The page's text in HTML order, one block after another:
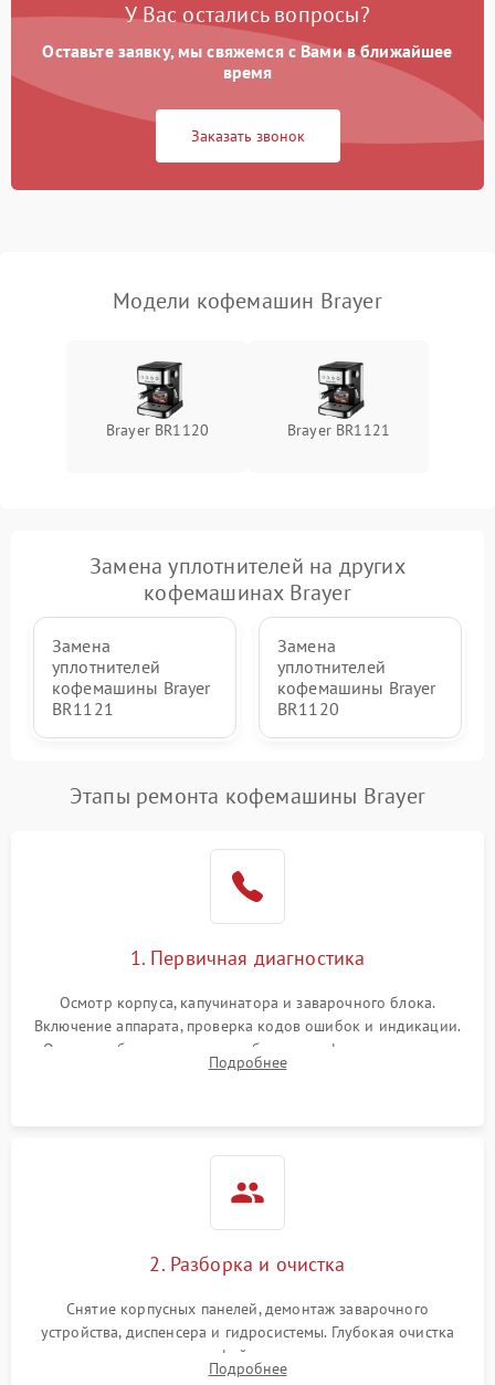
У Вас остались вопросы?
Оставьте заявку, мы свяжемся с Вами в ближайшее
время
Заказать звонок
Модели кофемашин Brayer
Brayer BR1120 Brayer BR1121
Замена уплотнителей на других
кофемашинах Brayer
Замена
уплотнителей
кофемашины Brayer
BR1121
Замена
уплотнителей
кофемашины Brayer
BR1120
Этапы ремонта кофемашины Brayer
1. Первичная диагностика
Осмотр корпуса, капучинатора и заварочного блока.
Включение аппарата, проверка кодов ошибок и индикации.
Оценка работы помпы, термоблока и кофемолки на слух.
Измерение температуры и давления воды для выявления
Подробнее
2. Разборка и очистка
Снятие корпусных панелей, демонтаж заварочного
устройства, диспенсера и гидросистемы. Глубокая очистка
внутренних узлов от кофейных масел, жмыха и накипи.
Промывка дренажных каналов и фильтров с использованием
Подробнее